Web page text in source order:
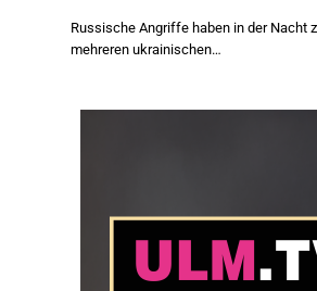
Russische Angriffe haben in der Nacht
mehreren ukrainischen…